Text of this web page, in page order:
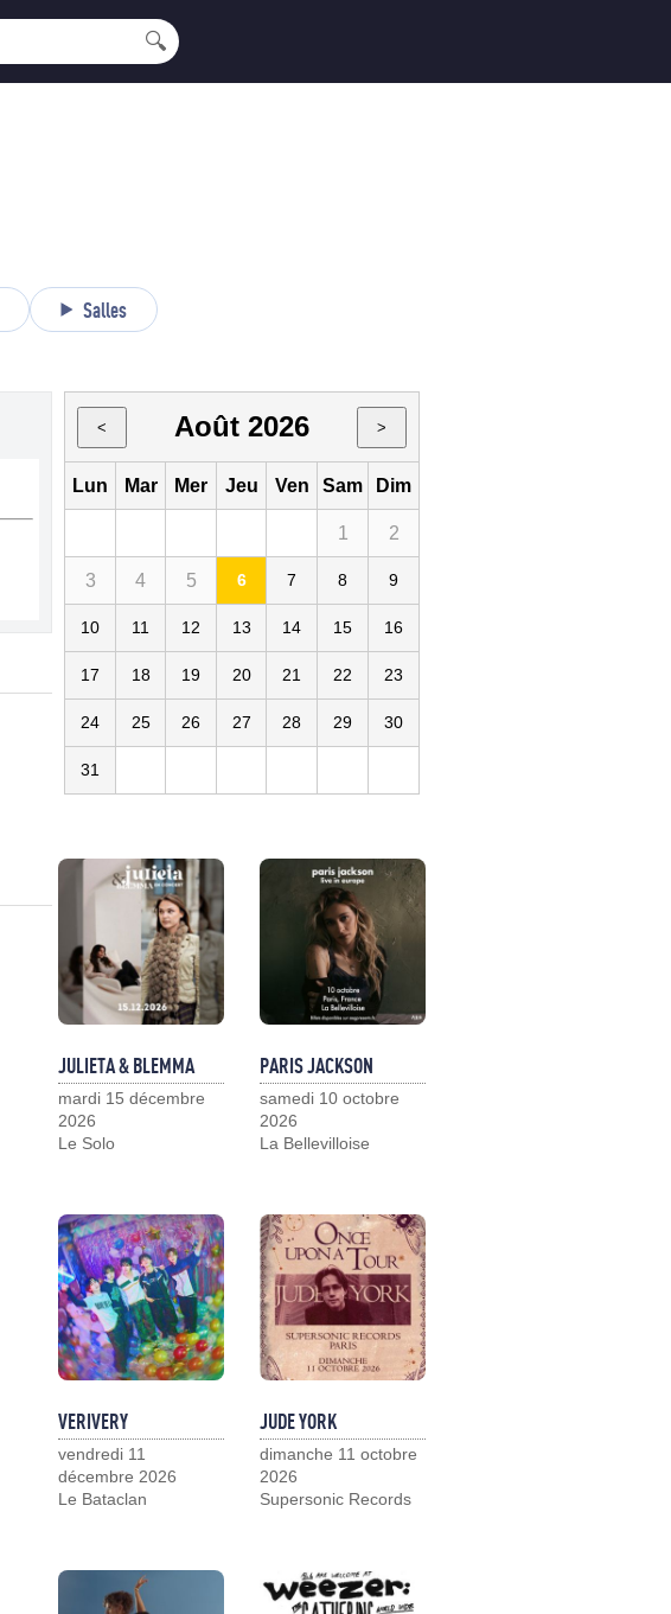
🔍
Salles
< Août 2026 >
Lun Mar Mer Jeu Ven Sam Dim
1 2
3 4 5 6 7 8 9
10 11 12 13 14 15 16
17 18 19 20 21 22 23
24 25 26 27 28 29 30
31
JULIETA & BLEMMA
mardi 15 décembre
2026
Le Solo
PARIS JACKSON
samedi 10 octobre
2026
La Bellevilloise
VERIVERY
vendredi 11
décembre 2026
Le Bataclan
JUDE YORK
dimanche 11 octobre
2026
Supersonic Records